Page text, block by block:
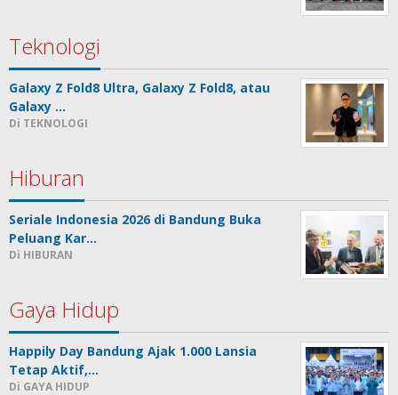
Teknologi
Galaxy Z Fold8 Ultra, Galaxy Z Fold8, atau
Galaxy …
Di TEKNOLOGI
Hiburan
Seriale Indonesia 2026 di Bandung Buka
Peluang Kar…
Di HIBURAN
Gaya Hidup
Happily Day Bandung Ajak 1.000 Lansia
Tetap Aktif,…
Di GAYA HIDUP